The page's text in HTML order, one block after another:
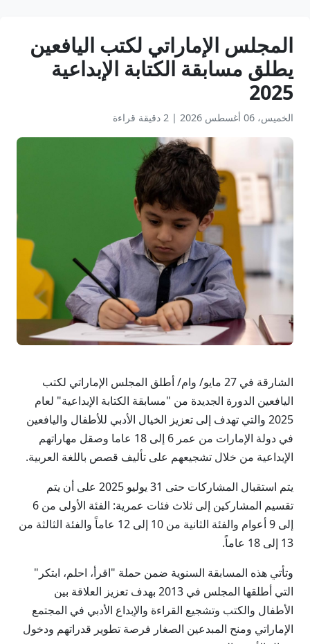
المجلس الإماراتي لكتب اليافعين
يطلق مسابقة الكتابة الإبداعية
2025
الخميس، 06 أغسطس 2026 | 2 دقيقة قراءة
الشارقة في 27 مايو/ وام/ أطلق المجلس الإماراتي لكتب
اليافعين الدورة الجديدة من "مسابقة الكتابة الإبداعية" لعام
2025 والتي تهدف إلى تعزيز الخيال الأدبي للأطفال واليافعين
في دولة الإمارات من عمر 6 إلى 18 عاما وصقل مهاراتهم
الإبداعية من خلال تشجيعهم على تأليف قصص باللغة العربية.
يتم استقبال المشاركات حتى 31 يوليو 2025 على أن يتم
تقسيم المشاركين إلى ثلاث فئات عمرية: الفئة الأولى من 6
إلى 9 أعوام والفئة الثانية من 10 إلى 12 عاماً والفئة الثالثة من
13 إلى 18 عاماً.
وتأتي هذه المسابقة السنوية ضمن حملة "اقرأ، احلم، ابتكر"
التي أطلقها المجلس في 2013 بهدف تعزيز العلاقة بين
الأطفال والكتب وتشجيع القراءة والإبداع الأدبي في المجتمع
الإماراتي ومنح المبدعين الصغار فرصة تطوير قدراتهم ودخول